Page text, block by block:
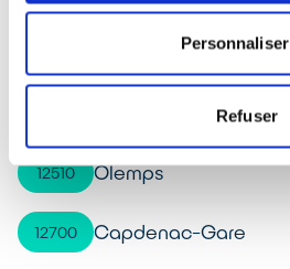
Personnaliser
Refuser
Luc-la-Primaube
12510 Olemps
12700 Capdenac-Gare